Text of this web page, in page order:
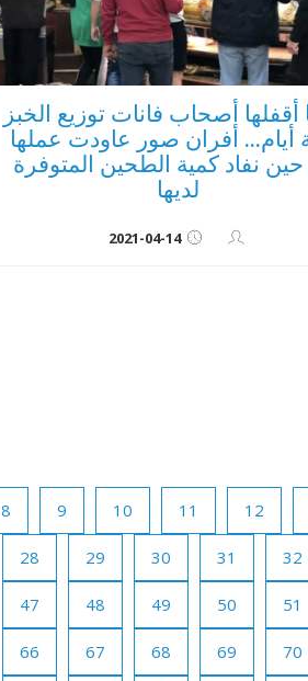
أقفلها أصحاب فانات توزيع الخبز
أيام... أفران صور عاودت عملها
حين نفاد كمية الطحين المتوفرة
لديها
2021-04-14
8 9 10 11 12
28 29 30 31 32
47 48 49 50 51
66 67 68 69 70